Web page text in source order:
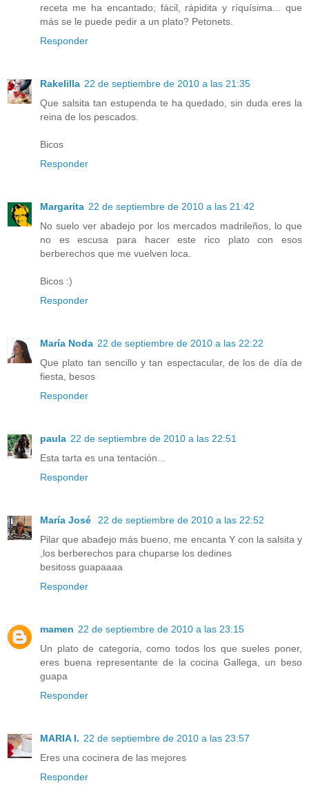
receta me ha encantado; fácil, rápidita y ríquísima... que
más se le puede pedir a un plato? Petonets.
Responder
Rakelilla 22 de septiembre de 2010 a las 21:35
Que salsita tan estupenda te ha quedado, sin duda eres la
reina de los pescados.
Bicos
Responder
Margarita 22 de septiembre de 2010 a las 21:42
No suelo ver abadejo por los mercados madrileños, lo que
no es escusa para hacer este rico plato con esos
berberechos que me vuelven loca.
Bicos :)
Responder
María Noda 22 de septiembre de 2010 a las 22:22
Que plato tan sencillo y tan espectacular, de los de día de
fiesta, besos
Responder
paula 22 de septiembre de 2010 a las 22:51
Esta tarta es una tentación...
Responder
María José
22 de septiembre de 2010 a las 22:52
Pilar que abadejo más bueno, me encanta Y con la salsita y
,los berberechos para chuparse los dedines
besitoss guapaaaa
Responder
mamen 22 de septiembre de 2010 a las 23:15
Un plato de categoria, como todos los que sueles poner,
eres buena representante de la cocina Gallega, un beso
guapa
Responder
MARIA I. 22 de septiembre de 2010 a las 23:57
Eres una cocinera de las mejores
Responder